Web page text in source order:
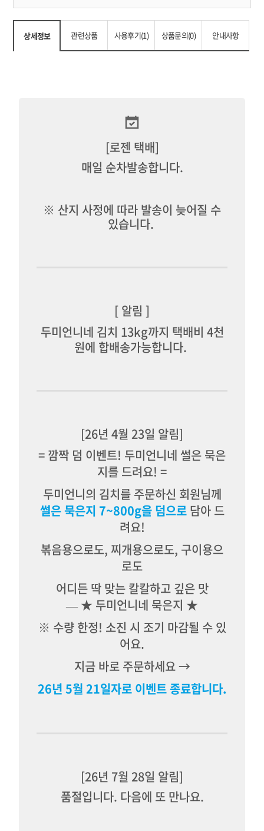
상세정보 관련상품 사용후기(1) 상품문의(0) 안내사항
[로젠 택배]
매일 순차발송합니다.
※ 산지 사정에 따라 발송이 늦어질 수
있습니다.
[ 알림 ]
두미언니네 김치 13kg까지 택배비 4천
원에 합배송가능합니다.
[26년 4월 23일 알림]
= 깜짝 덤 이벤트! 두미언니네 썰은 묵은
지를 드려요! =
두미언니의 김치를 주문하신 회원님께
썰은 묵은지 7~800g을 덤으로담아 드
려요!
볶음용으로도, 찌개용으로도, 구이용으
로도
어디든 딱 맞는 칼칼하고 깊은 맛
— ★ 두미언니네 묵은지 ★
※ 수량 한정! 소진 시 조기 마감될 수 있
어요.
지금 바로 주문하세요 →
26년 5월 21일자로 이벤트 종료합니다.
[26년 7월 28일 알림]
품절입니다. 다음에 또 만나요.